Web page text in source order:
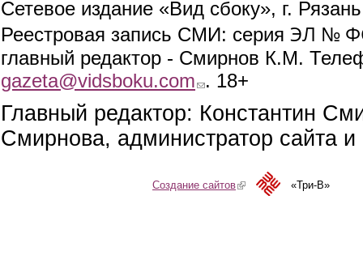
Сетевое издание «Вид сбоку», г.
Реестровая запись СМИ: серия ЭЛ №
главный редактор - Смирнов К.М.
gazeta@vidsboku.com (link sends e-mail)
. 18+
Главный редактор: Константин
Смирнова, администратор сайта
Создание сайтов(link is external)«Три-В»